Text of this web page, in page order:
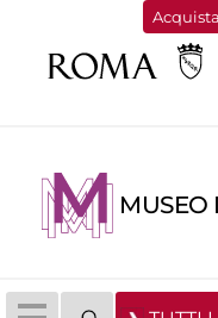
Acquista
MUSEO